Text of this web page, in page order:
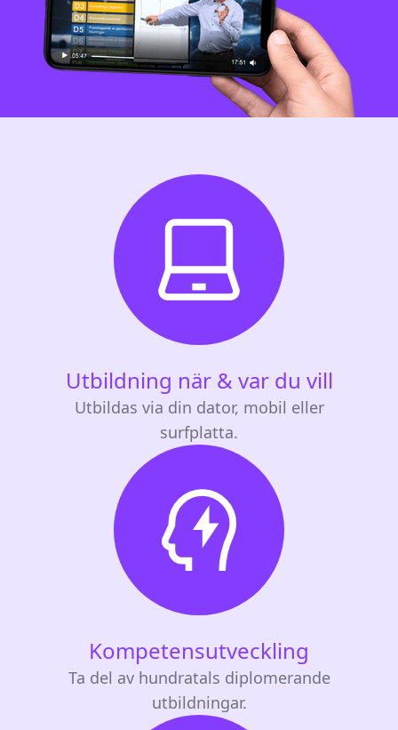
Utbildning när & var du vill
Utbildas via din dator, mobil eller
surfplatta.
Kompetensutveckling
Ta del av hundratals diplomerande
utbildningar.